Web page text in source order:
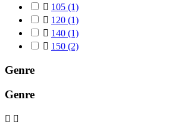
 105 (1)
 120 (1)
 140 (1)
 150 (2)
Genre
Genre
 